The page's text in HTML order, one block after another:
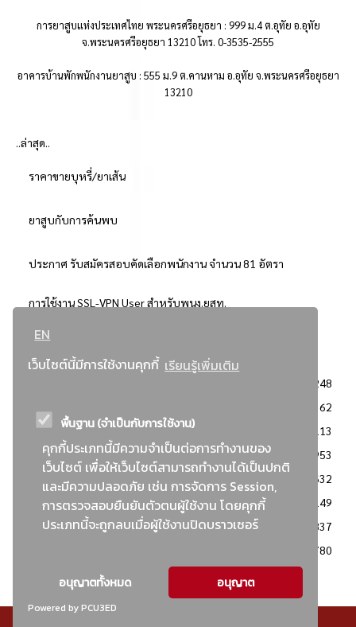
EN
เว็บไซต์นี้มีการใช้งานคุกกี้ เรียนรู้เพิ่มเติม
พื้นฐาน (จำเป็นกับการใช้งาน)
คุกกี้ประเภทนี้มีความจำเป็นต่อการทำงานของ
เว็บไซต์ เพื่อให้เว็บไซต์สามารถทำงานได้เป็นปกติ
และมีความปลอดภัย เช่น การจัดการ Session,
การตรวจสอบยืนยันตัวตนผู้ใช้งาน โดยคุกกี้
ประเภทนี้จะถูกลบเมื่อผู้ใช้งานปิดบราวเซอร์
อนุญาตทั้งหมด อนุญาต
Powered by PCU3ED
การยาสูบแห่งประเทศไทย พระนครศรีอยุธยา : 999 ม.4 ต.อุทัย อ.อุทัย
จ.พระนครศรีอยุธยา 13210 โทร. 0-3535-2555
อาคารบ้านพักพนักงานยาสูบ : 555 ม.9 ต.คานหาม อ.อุทัย จ.พระนครศรีอยุธยา
13210
..ล่าสุด..
ราคาขายบุหรี่/ยาเส้น
ยาสูบกับการค้นพบ
ประกาศ รับสมัครสอบคัดเลือกพนักงาน จำนวน 81 อัตรา
การใช้งาน SSL-VPN User สำหรับพนง.ยสท.
3248
2362
: วิธีเฉพาะเจาะจง
2113
ข่าวสาร/ประกาศ
1953
: เอกสารส่งเสริมความโปร่งใสในการจัดซื้อจัดจ้าง
1632
ข่าวสารจัดซื้อจัดจ้าง
1149
: แผนการจัดซื้อจัดจ้าง
837
780